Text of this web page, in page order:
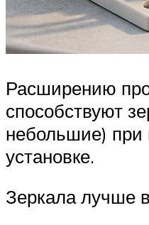
Расширению
способствуют
небольшие) при
установке.
Зеркала лучше